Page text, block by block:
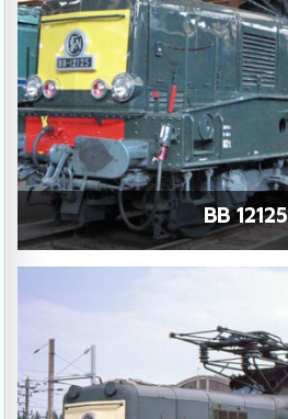
BB 12125